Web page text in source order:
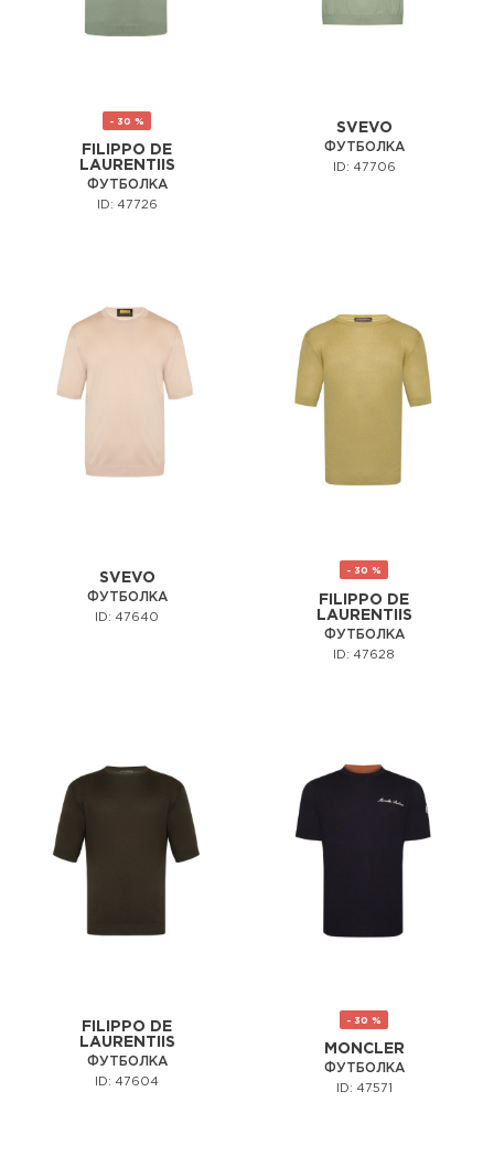
- 30 %
FILIPPO DE
LAURENTIIS
ФУТБОЛКА
ID: 47726
SVEVO
ФУТБОЛКА
ID: 47706
SVEVO
ФУТБОЛКА
ID: 47640
- 30 %
FILIPPO DE
LAURENTIIS
ФУТБОЛКА
ID: 47628
FILIPPO DE
LAURENTIIS
ФУТБОЛКА
ID: 47604
- 30 %
MONCLER
ФУТБОЛКА
ID: 47571